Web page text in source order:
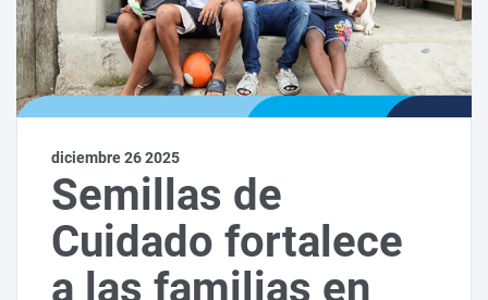
diciembre 26 2025
Semillas de
Cuidado fortalece
a las familias en